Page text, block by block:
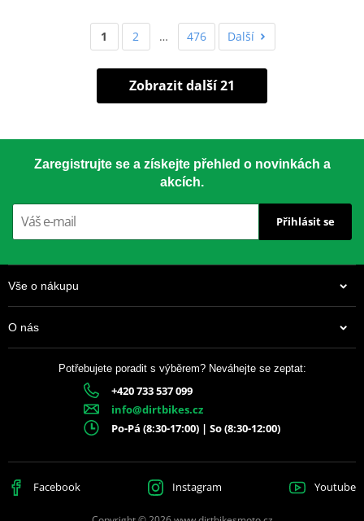
1 2 … 476 Další
Zobrazit další 21
Zaregistrujte se a získejte přehled o novinkách a
akcích.
Přihlásit se
Vše o nákupu
O nás
Potřebujete poradit s výběrem? Neváhejte se zeptat:
+420 733 537 099
info@dirtbikes.cz
Po-Pá (8:30-17:00) | So (8:30-12:00)
Facebook Instagram Youtube